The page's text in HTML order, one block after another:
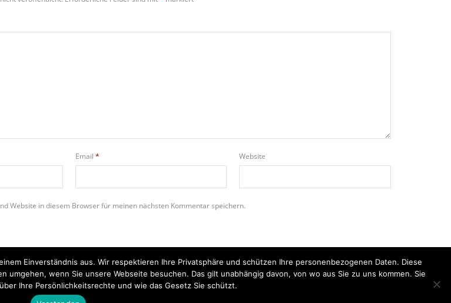
Email * Website
Website in diesem Browser für meinen nächsten Kommentar speichern.
Mitglied werden Über uns Bilder
Kontakt
Einverständnis aus. Wir respektieren Ihre Privatsphäre und schützen Ihre personenbezogenen Daten. Diese
wenn Sie unsere Webseite besuchen. Das gilt unabhängig davon, von wo aus Sie zu uns kommen. Sie
Ihre Persönlichkeitsrechte und wie das Gesetz Sie schützt.